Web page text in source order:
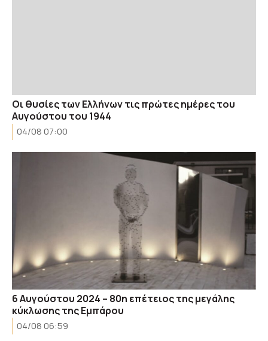
Οι θυσίες των Ελλήνων τις πρώτες ημέρες του
Αυγούστου του 1944
04/08 07:00
6 Aυγούστου 2024 – 80η επέτειος της μεγάλης
κύκλωσης της Εμπάρου
04/08 06:59